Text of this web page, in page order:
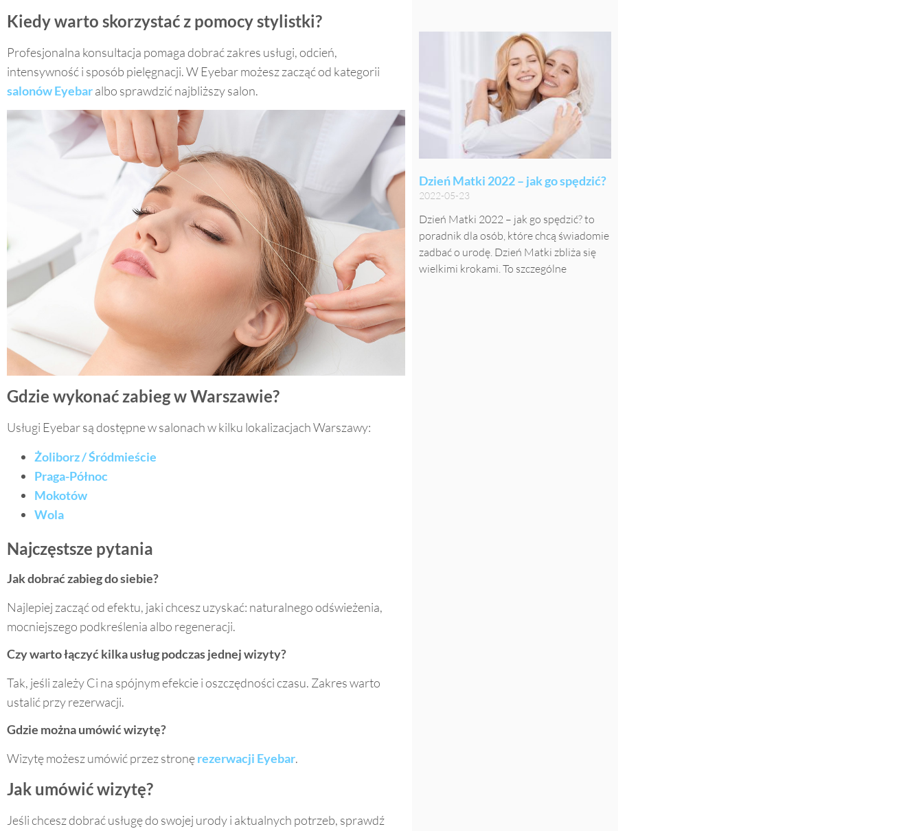
Kiedy warto skorzystać z pomocy stylistki?
Profesjonalna konsultacja pomaga dobrać zakres usługi, odcień,
intensywność i sposób pielęgnacji. W Eyebar możesz zacząć od kategorii
salonów Eyebaralbo sprawdzić najbliższy salon.
Gdzie wykonać zabieg w Warszawie?
Usługi Eyebar są dostępne w salonach w kilku lokalizacjach Warszawy:
Żoliborz / Śródmieście
Praga-Północ
Mokotów
Wola
Najczęstsze pytania
Jak dobrać zabieg do siebie?
Najlepiej zacząć od efektu, jaki chcesz uzyskać: naturalnego odświeżenia,
mocniejszego podkreślenia albo regeneracji.
Czy warto łączyć kilka usług podczas jednej wizyty?
Tak, jeśli zależy Ci na spójnym efekcie i oszczędności czasu. Zakres warto
ustalić przy rezerwacji.
Gdzie można umówić wizytę?
Wizytę możesz umówić przez stronęrezerwacji Eyebar.
Jak umówić wizytę?
Jeśli chcesz dobrać usługę do swojej urody i aktualnych potrzeb, sprawdź
Dzień Matki 2022 – jak go spędzić?
2022-05-23
Dzień Matki 2022 – jak go spędzić? to
poradnik dla osób, które chcą świadomie
zadbać o urodę. Dzień Matki zbliża się
wielkimi krokami. To szczególne